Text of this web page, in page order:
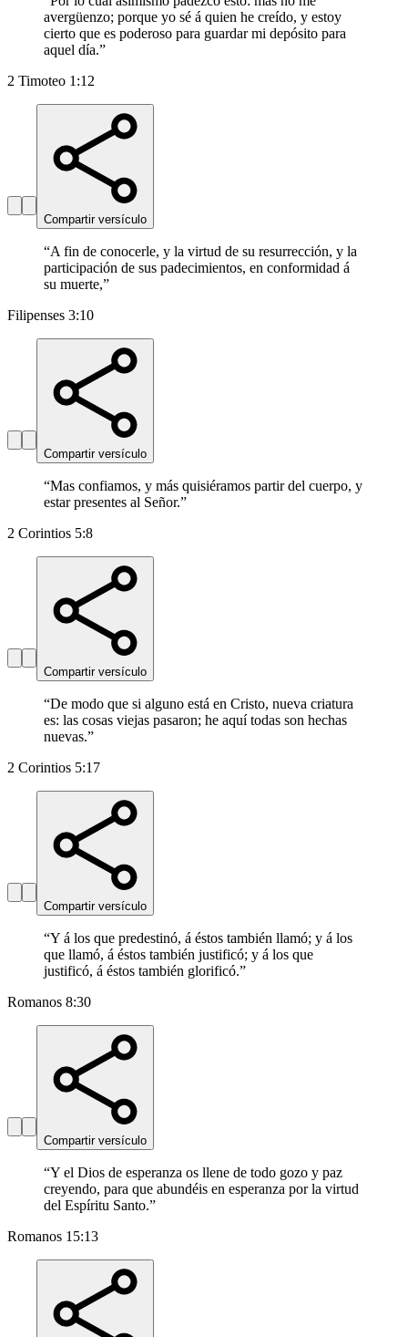
avergüenzo; porque yo sé á quien he creído, y estoy
cierto que es poderoso para guardar mi depósito para
aquel día.”
2 Timoteo 1:12
Compartir versículo
“A fin de conocerle, y la virtud de su resurrección, y la
participación de sus padecimientos, en conformidad á
su muerte,”
Filipenses 3:10
Compartir versículo
“Mas confiamos, y más quisiéramos partir del cuerpo, y
estar presentes al Señor.”
2 Corintios 5:8
Compartir versículo
“De modo que si alguno está en Cristo, nueva criatura
es: las cosas viejas pasaron; he aquí todas son hechas
nuevas.”
2 Corintios 5:17
Compartir versículo
“Y á los que predestinó, á éstos también llamó; y á los
que llamó, á éstos también justificó; y á los que
justificó, á éstos también glorificó.”
Romanos 8:30
Compartir versículo
“Y el Dios de esperanza os llene de todo gozo y paz
creyendo, para que abundéis en esperanza por la virtud
del Espíritu Santo.”
Romanos 15:13